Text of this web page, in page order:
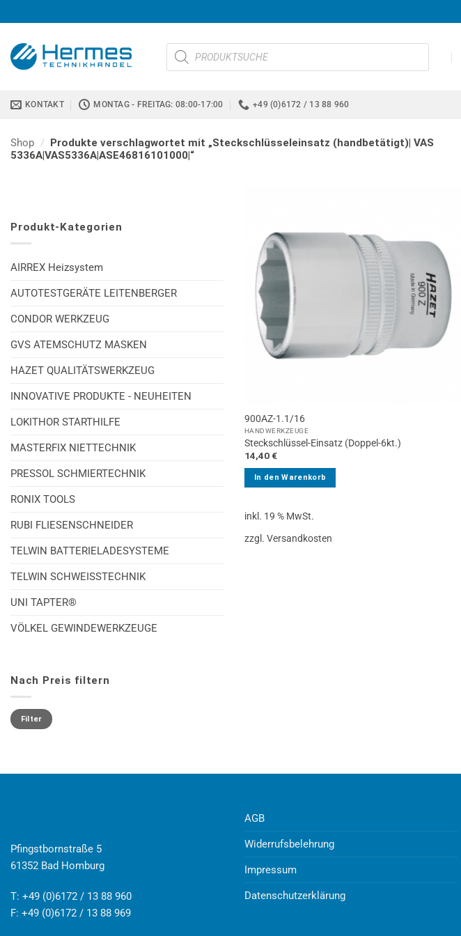
Inhalt
springen
Products
search
KONTAKT MONTAG - FREITAG: 08:00-17:00 +49 (0)6172 / 13 88 960
Shop /
Produkte verschlagwortet mit „Steckschlüsseleinsatz (handbetätigt)| VAS
5336A|VAS5336A|ASE46816101000|“
Produkt-Kategorien
AIRREX Heizsystem
AUTOTESTGERÄTE LEITENBERGER
CONDOR WERKZEUG
GVS ATEMSCHUTZ MASKEN
HAZET QUALITÄTSWERKZEUG
INNOVATIVE PRODUKTE - NEUHEITEN
LOKITHOR STARTHILFE
MASTERFIX NIETTECHNIK
PRESSOL SCHMIERTECHNIK
RONIX TOOLS
RUBI FLIESENSCHNEIDER
TELWIN BATTERIELADESYSTEME
TELWIN SCHWEISSTECHNIK
UNI TAPTER®
VÖLKEL GEWINDEWERKZEUGE
Nach Preis filtern
Min.
Preis
Max.
PreisFilter
900AZ-1.1/16
HANDWERKZEUGE
Steckschlüssel-Einsatz (Doppel-6kt.)
14,40€
In den Warenkorb
inkl. 19 % MwSt.
zzgl. Versandkosten
Pfingstbornstraße 5
61352 Bad Homburg
T: +49 (0)6172 / 13 88 960
F: +49 (0)6172 / 13 88 969
AGB
Widerrufsbelehrung
Impressum
Datenschutzerklärung